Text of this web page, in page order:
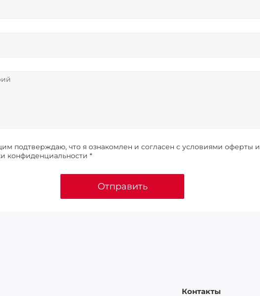
подтверждаю, что я ознакомлен и согласен с условиями оферты и
конфиденциальности *
Отправить
Контакты